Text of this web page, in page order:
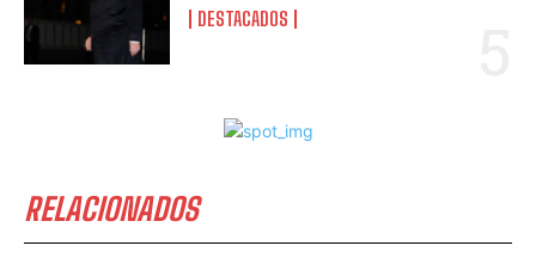
DESTACADOS
RELACIONADOS